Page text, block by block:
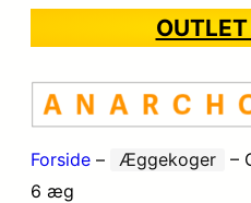
Forside – Æggekoger –
6 æg